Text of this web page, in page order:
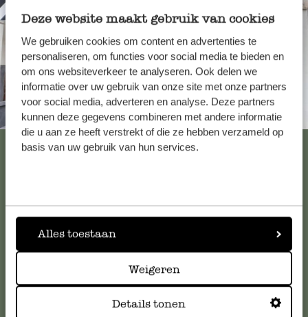
Deze website maakt gebruik van cookies
We gebruiken cookies om content en advertenties te
personaliseren, om functies voor social media te bieden en
om ons websiteverkeer te analyseren. Ook delen we
informatie over uw gebruik van onze site met onze partners
voor social media, adverteren en analyse. Deze partners
kunnen deze gegevens combineren met andere informatie
die u aan ze heeft verstrekt of die ze hebben verzameld op
basis van uw gebruik van hun services.
Alles toestaan
Weigeren
Details tonen
Altijd in de buurt
Bekijk alle 62 winkels
Klantenservice
Voor vragen, tips of hulp kun je contact opnemen met onze
klantenservice. Of bekijk hier het antwoord op de